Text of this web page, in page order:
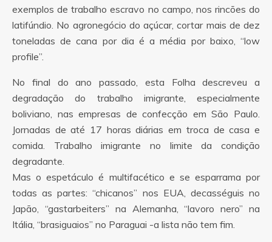
exemplos de trabalho escravo no campo, nos rincões do
latifúndio. No agronegócio do açúcar, cortar mais de dez
toneladas de cana por dia é a média por baixo, “low
profile”.
No final do ano passado, esta Folha descreveu a
degradação do trabalho imigrante, especialmente
boliviano, nas empresas de confecção em São Paulo.
Jornadas de até 17 horas diárias em troca de casa e
comida. Trabalho imigrante no limite da condição
degradante.
Mas o espetáculo é multifacético e se esparrama por
todas as partes: “chicanos” nos EUA, decasséguis no
Japão, “gastarbeiters” na Alemanha, “lavoro nero” na
Itália, “brasiguaios” no Paraguai -a lista não tem fim.